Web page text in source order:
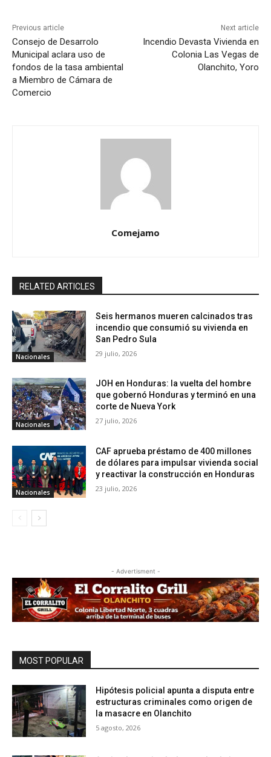
Previous article
Consejo de Desarrolo
Municipal aclara uso de
fondos de la tasa ambiental
a Miembro de Cámara de
Comercio
Next article
Incendio Devasta Vivienda en
Colonia Las Vegas de
Olanchito, Yoro
Comejamo
RELATED ARTICLES
Nacionales
Seis hermanos mueren calcinados tras
incendio que consumió su vivienda en
San Pedro Sula
29 julio, 2026
Nacionales
JOH en Honduras: la vuelta del hombre
que gobernó Honduras y terminó en una
corte de Nueva York
27 julio, 2026
Nacionales
CAF aprueba préstamo de 400 millones
de dólares para impulsar vivienda social
y reactivar la construcción en Honduras
23 julio, 2026
- Advertisment -
MOST POPULAR
Hipótesis policial apunta a disputa entre
estructuras criminales como origen de
la masacre en Olanchito
5 agosto, 2026